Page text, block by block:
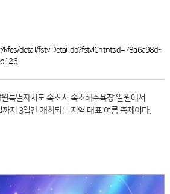
kfes/detail/fstvlDetail.do?fstvlCntntsId=78a6a98d-
특별자치도 속초시 속초해수욕장 일원에서
지 3일간 개최되는 지역 대표 여름 축제이다.